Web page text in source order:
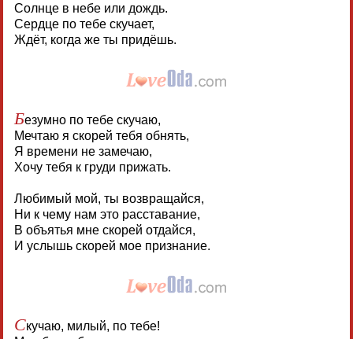
Солнце в небе или дождь.
Сердце по тебе скучает,
Ждёт, когда же ты придёшь.
Безумно по тебе скучаю,
Мечтаю я скорей тебя обнять,
Я времени не замечаю,
Хочу тебя к груди прижать.
Любимый мой, ты возвращайся,
Ни к чему нам это расставание,
В объятья мне скорей отдайся,
И услышь скорей мое признание.
Скучаю, милый, по тебе!